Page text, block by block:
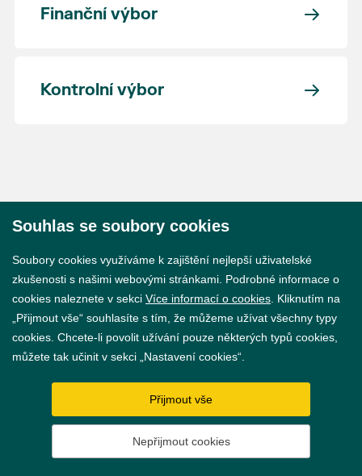
Finanční výbor
Kontrolní výbor
GDPR
Nastavení cookies
Souhlas se soubory cookies
Soubory cookies využíváme k zajištění nejlepší uživatelské
zkušenosti s našimi webovými stránkami. Podrobné informace o
cookies naleznete v sekci Více informací o cookies . Kliknutím na
„Přijmout vše“ souhlasíte s tím, že můžeme užívat všechny typy
cookies. Chcete-li povolit užívání pouze některých typů cookies,
můžete tak učinit v sekci „Nastavení cookies“.
Přijmout vše
Nepřijmout cookies